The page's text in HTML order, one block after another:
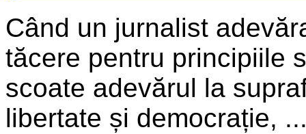
Când un jurnalist
tăcere pentru principiile
scoate adevărul la
libertate și democrație,